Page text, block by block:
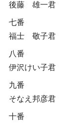
後藤 雄一君
七番
福士 敬子君
八番
伊沢けい子君
九番
そなえ邦彦君
十番